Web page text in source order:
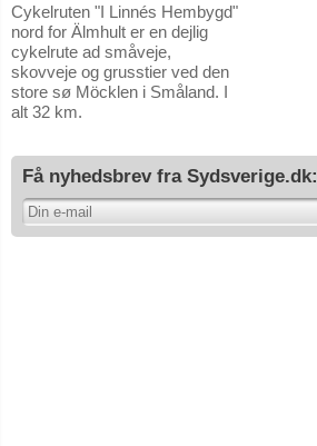
Cykelruten "I Linnés Hembygd"
nord for Älmhult er en dejlig
cykelrute ad småveje,
skovveje og grusstier ved den
store sø Möcklen i Småland. I
alt 32 km.
Få nyhedsbrev fra Sydsverige.dk: